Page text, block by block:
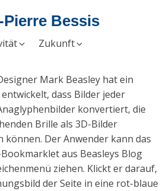
Bessis
Zukunft
Mark Beasley hat ein
dass Bilder jeder
konvertiert, die
Brille als 3D-Bilder
Der Anwender kann das
aus Beasleys Blog
ziehen. Klickt er darauf,
der Seite in eine rot-blaue